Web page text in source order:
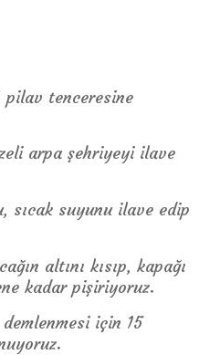
pilav tenceresine
arpa şehriyeyi ilave
sıcak suyunu ilave edip
altını kısıp, kapağı
kadar pişiriyoruz.
için 15